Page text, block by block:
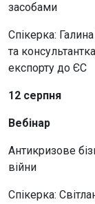
засобами
Спікерка:
та
експорту до ЄС
12 серпня
Вебінар
Антикризове
війни
Спікерка: